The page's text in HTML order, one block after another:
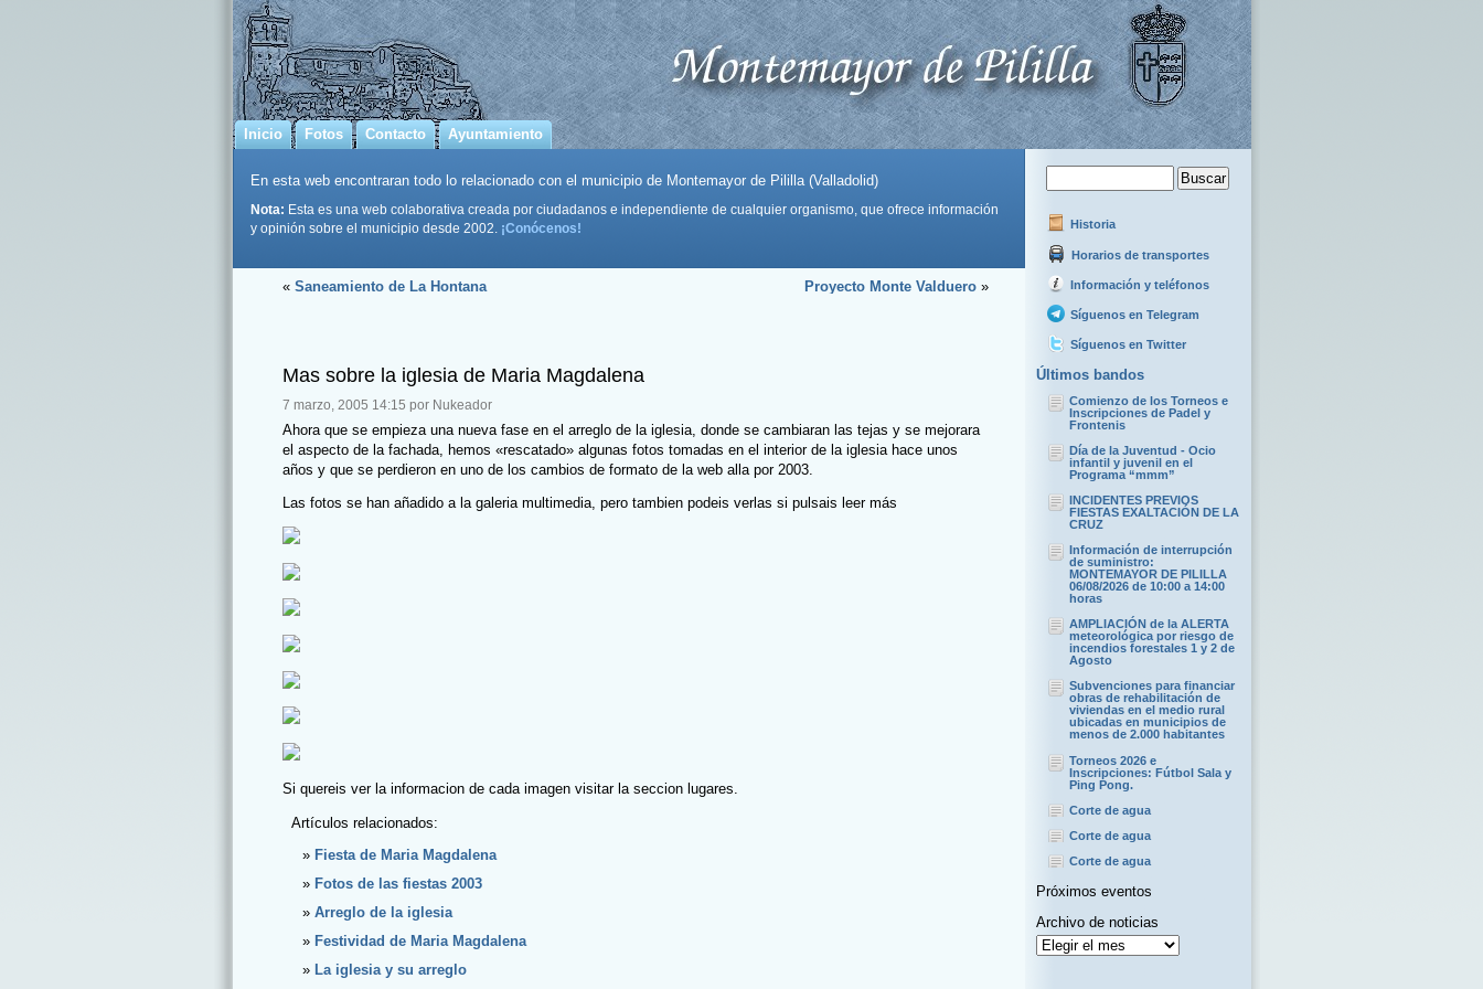
Inicio Fotos Contacto Ayuntamiento
En esta web encontraran todo lo relacionado con el municipio de Montemayor de Pililla (Valladolid)
Nota: Esta es una web colaborativa creada por ciudadanos e independiente de cualquier organismo, que ofrece información
y opinión sobre el municipio desde 2002.
¡Conócenos! Historia
Horarios de transportes
Información y teléfonos
Síguenos en Telegram
Síguenos en Twitter
Últimos bandos
Comienzo de los Torneos e
Inscripciones de Padel y
Frontenis
Día de la Juventud - Ocio
infantil y juvenil en el
Programa “mmm”
INCIDENTES PREVIOS
FIESTAS EXALTACIÓN DE LA
CRUZ
Información de interrupción
de suministro:
MONTEMAYOR DE PILILLA
06/08/2026 de 10:00 a 14:00
horas
AMPLIACIÓN de la ALERTA
meteorológica por riesgo de
incendios forestales 1 y 2 de
Agosto
Subvenciones para financiar
obras de rehabilitación de
viviendas en el medio rural
ubicadas en municipios de
menos de 2.000 habitantes
Torneos 2026 e
Inscripciones: Fútbol Sala y
Ping Pong.
Corte de agua
Corte de agua
Corte de agua
Próximos eventos
Archivo de noticias
« Saneamiento de La Hontana Proyecto Monte Valduero»
Mas sobre la iglesia de Maria Magdalena
7 marzo, 2005 14:15 por Nukeador
Ahora que se empieza una nueva fase en el arreglo de la iglesia, donde se cambiaran las tejas y se mejorara
el aspecto de la fachada, hemos «rescatado» algunas fotos tomadas en el interior de la iglesia hace unos
años y que se perdieron en uno de los cambios de formato de la web alla por 2003.
Las fotos se han añadido a la galeria multimedia, pero tambien podeis verlas si pulsais leer más
Si quereis ver la informacion de cada imagen visitar la seccion lugares.
Artículos relacionados:
Fiesta de Maria Magdalena
Fotos de las fiestas 2003
Arreglo de la iglesia
Festividad de Maria Magdalena
La iglesia y su arreglo